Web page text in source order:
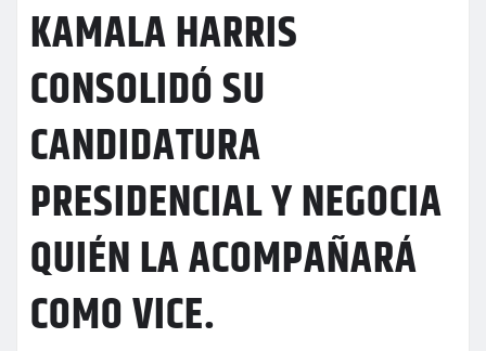
KAMALA HARRIS
CONSOLIDÓ SU
CANDIDATURA
PRESIDENCIAL Y NEGOCIA
QUIÉN LA ACOMPAÑARÁ
COMO VICE.